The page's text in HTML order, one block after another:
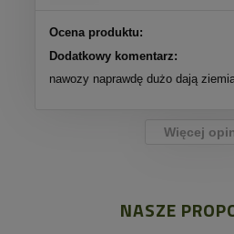
Ocena produktu:
Dodatkowy komentarz:
nawozy naprawdę dużo dają
Więcej
NASZE